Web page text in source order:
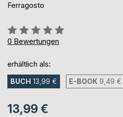
Ferragosto
Bewertung::
0%
0 Bewertungen
erhältlich als:
BUCH 13,99 € E-BOOK 9,49 €
13,99 €